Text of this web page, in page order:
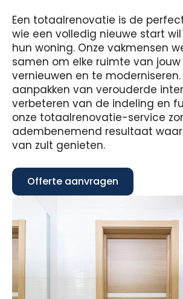
Een totaalrenovatie is de
wie een volledig nieuwe start
hun woning. Onze vakmensen
samen om elke ruimte van jouw
vernieuwen en te
aanpakken van verouderde
verbeteren van de indeling en
onze totaalrenovatie-service
adembenemend resultaat
van zult genieten.
Offerte aanvragen